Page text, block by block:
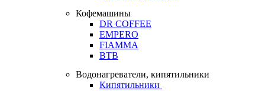
Кофемашины
DR COFFEE
EMPERO
FIAMMA
BTB
Водонагреватели, кипятильники
Кипятильники